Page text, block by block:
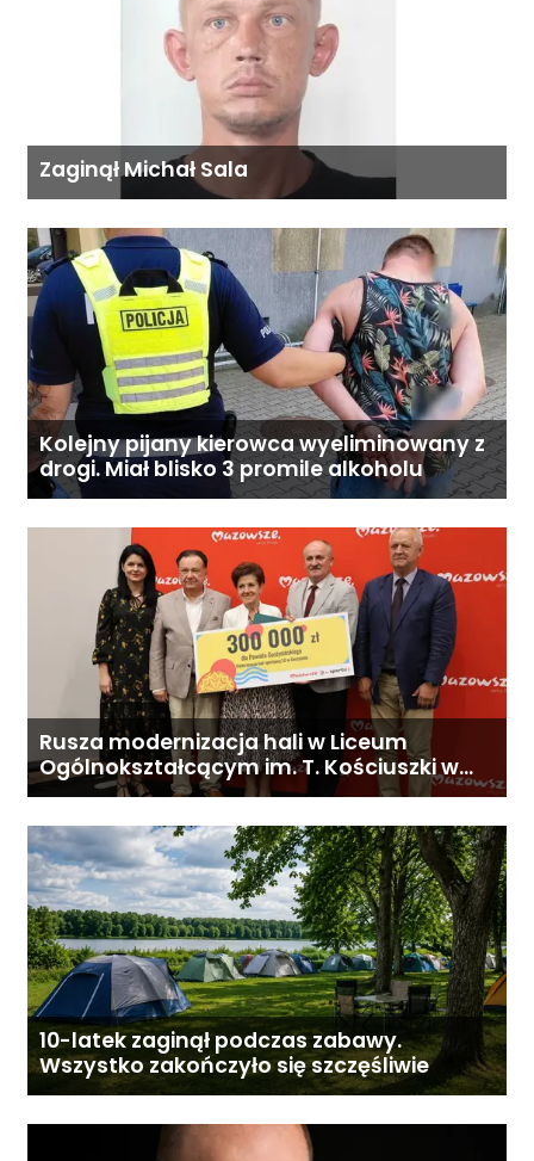
Zaginął Michał Sala
Kolejny pijany kierowca wyeliminowany z
drogi. Miał blisko 3 promile alkoholu
Rusza modernizacja hali w Liceum
Ogólnokształcącym im. T. Kościuszki w
Gostyninie
10-latek zaginął podczas zabawy.
Wszystko zakończyło się szczęśliwie